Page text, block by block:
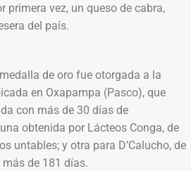
primera vez, un queso de cabra,
del país.
de oro fue otorgada a la
en Oxapampa (Pasco), que
con más de 30 días de
obtenida por Lácteos Conga, de
untables; y otra para D’Calucho, de
de 181 días.